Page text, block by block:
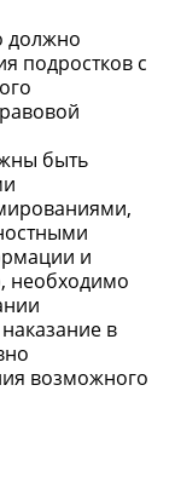
должно
подростков с
быть
и
необходимо
в
возможного